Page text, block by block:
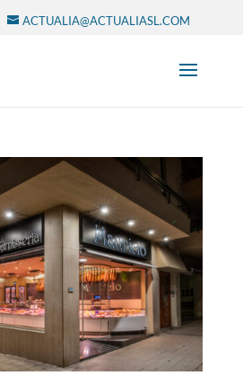
ACTUALIA@ACTUALIASL.COM